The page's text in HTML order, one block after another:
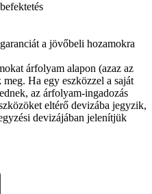
a jövőbeli hozamokra
árfolyam alapon (azaz az
Ha egy eszközzel a saját
az árfolyam-ingadozás
eltérő devizába jegyzik,
devizájában jelenítjük